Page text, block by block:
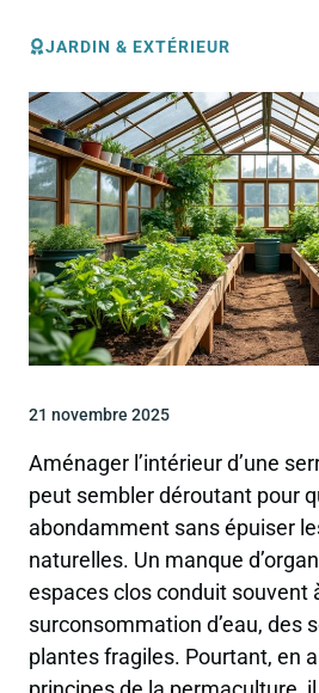
JARDIN & EXTÉRIEUR
21 novembre 2025
Aménager l’intérieur d’une
peut sembler déroutant pour
abondamment sans épuiser
naturelles. Un manque
espaces clos conduit souvent
surconsommation d’eau, des
plantes fragiles. Pourtant, en